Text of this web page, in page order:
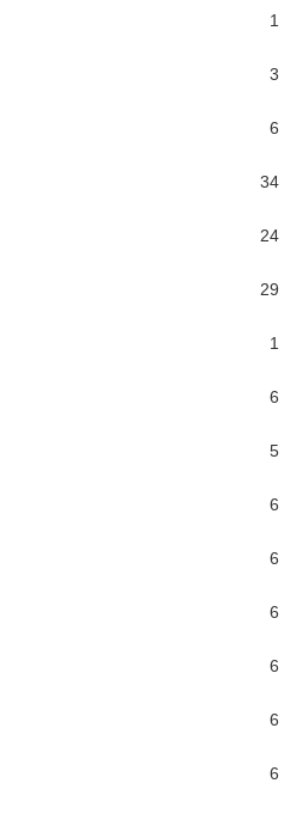
1
3
6
34
24
29
1
6
5
6
6
6
6
6
6